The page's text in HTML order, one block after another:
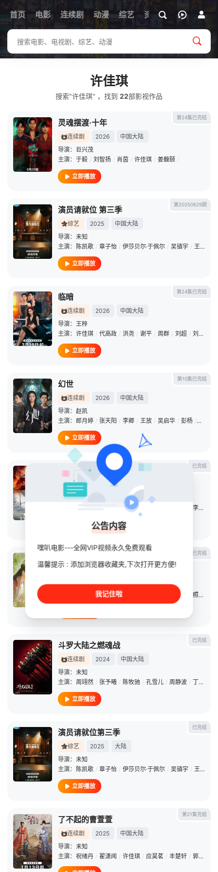
首页 电影 连续剧 动漫 综艺 资讯
许佳琪
搜索"许佳琪" ，找到 22部影视作品
第24集已完结
灵魂摆渡·十年
连续剧 2026
中国大陆
导演：
巨兴茂
主演： 于毅 / 刘智扬 / 肖茵 / 许佳琪 / 姜馥颐 /
立即播放
第20250629期
演员请就位 第三季
综艺 2025
中国大陆
导演： 未知
主演：
陈凯歌 / 章子怡 / 伊莎贝尔·于佩尔 / 吴镇宇 / 王志飞
立即播放
第24集已完结
临暗
连续剧 2026
中国大陆
导演： 王梓
主演： 许佳琪 / 代高政 / 洪尧 / 谢平 / 周群 / 刘超 / 刘轩丞
立即播放
第10集已完结
幻世
连续剧 2026
中国大陆
导演： 赵凯
主演： 郎月婷 / 张天阳 / 李卿 / 王放 / 吴启华 / 彭杨 / 许佳琪
立即播放
已完结
勿扰飞升
连续剧
导演：刘国辉
许佳琪 李彧
立即播放
已完结
幻乐森林
导演：何泓辉 / 梁文弋
/ 魏哲鸣 / 黄宥明 鲁照华
已完结
斗罗大陆之燃魂战
连续剧 2024
中国大陆
导演： 未知
主演： 周翊然 / 张予曦 / 陈牧驰 / 孔雪儿 / 周静波 / 丁嘉毅
立即播放
已完结
演员请就位第三季
综艺 2025
大陆
导演： 未知
主演：
陈凯歌 / 章子怡 / 伊莎贝尔·于佩尔 / 吴镇宇 / 王志飞
立即播放
第21集完结
了不起的曹萱萱
连续剧 2025
中国大陆
导演： 未知
主演： 祝绪丹 / 翟潇闻 / 许佳琪 / 应昊茗 / 丰楚轩 / 郭丞
公告内容
嘿叭电影---全网VIP视频永久免费观看
温馨提示 : 添加浏览器收藏夹,下次打开更方便!
我记住啦